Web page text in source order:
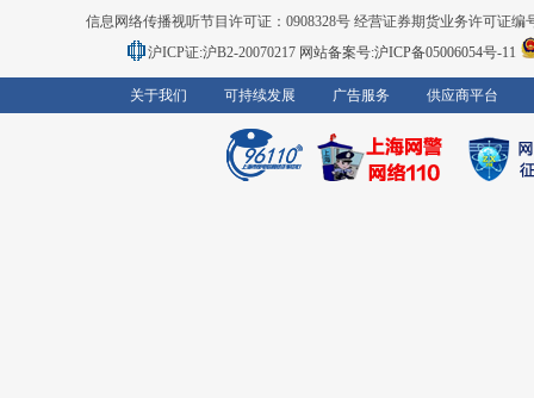
信息网络传播视听节目许可证：0908328号 经营证券期货业务许可证编
沪ICP证:沪B2-20070217 网站备案号:沪ICP备05006054号-11
关于我们 可持续发展 广告服务 供应商平台